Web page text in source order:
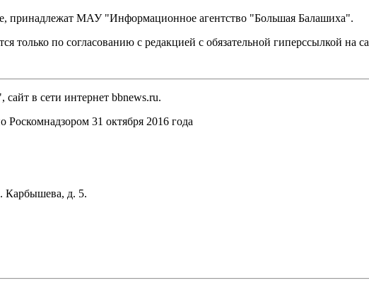
принадлежат МАУ "Информационное агентство "Большая Балашиха".
только по согласованию с редакцией с обязательной гиперссылкой на
в сети интернет bbnews.ru.
31 октября 2016 года
Карбышева, д. 5.